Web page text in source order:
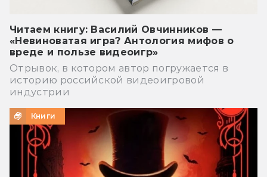
Читаем книгу: Василий Овчинников —
«Невиноватая игра? Антология мифов о
вреде и пользе видеоигр»
Отрывок, в котором автор погружается в
историю российской видеоигровой
индустрии
Книги